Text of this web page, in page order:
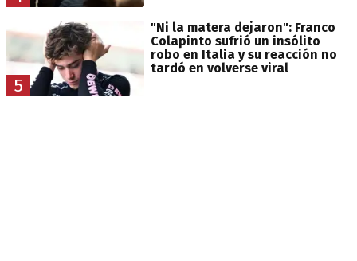
5
"Ni la matera dejaron": Franco
Colapinto sufrió un insólito
robo en Italia y su reacción no
tardó en volverse viral